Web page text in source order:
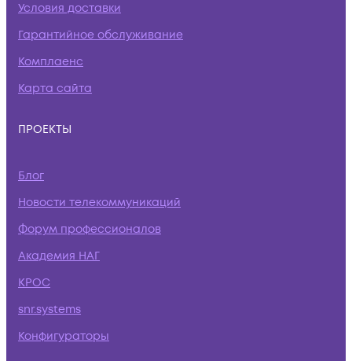
Условия доставки
Гарантийное обслуживание
Комплаенс
Карта сайта
ПРОЕКТЫ
Блог
Новости телекоммуникаций
Форум профессионалов
Академия НАГ
КРОС
snr.systems
Конфигураторы